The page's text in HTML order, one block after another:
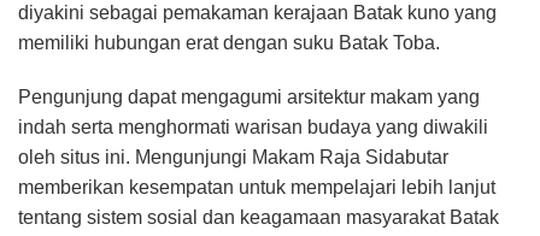
diyakini sebagai pemakaman kerajaan Batak kuno yang
memiliki hubungan erat dengan suku Batak Toba.
Pengunjung dapat mengagumi arsitektur makam yang
indah serta menghormati warisan budaya yang diwakili
oleh situs ini. Mengunjungi Makam Raja Sidabutar
memberikan kesempatan untuk mempelajari lebih lanjut
tentang sistem sosial dan keagamaan masyarakat Batak